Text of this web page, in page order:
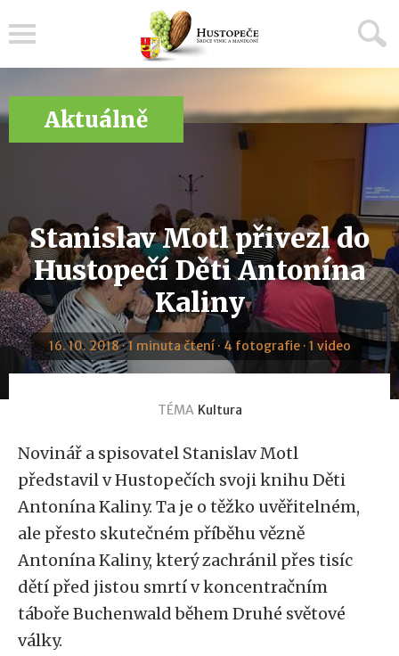
Aktuálně
Stanislav Motl přivezl do
Hustopečí Děti Antonína
Kaliny
16. 10. 2018 · 1 minuta čtení · 4 fotografie · 1 video
TÉMA Kultura
Novinář a spisovatel Stanislav Motl
představil v Hustopečích svoji knihu Děti
Antonína Kaliny. Ta je o těžko uvěřitelném,
ale přesto skutečném příběhu vězně
Antonína Kaliny, který zachránil přes tisíc
dětí před jistou smrtí v koncentračním
táboře Buchenwald během Druhé světové
války.